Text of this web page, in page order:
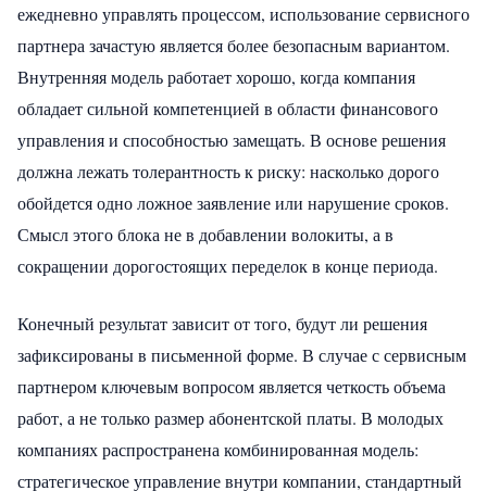
ежедневно управлять процессом, использование сервисного
партнера зачастую является более безопасным вариантом.
Внутренняя модель работает хорошо, когда компания
обладает сильной компетенцией в области финансового
управления и способностью замещать. В основе решения
должна лежать толерантность к риску: насколько дорого
обойдется одно ложное заявление или нарушение сроков.
Смысл этого блока не в добавлении волокиты, а в
сокращении дорогостоящих переделок в конце периода.
Конечный результат зависит от того, будут ли решения
зафиксированы в письменной форме. В случае с сервисным
партнером ключевым вопросом является четкость объема
работ, а не только размер абонентской платы. В молодых
компаниях распространена комбинированная модель:
стратегическое управление внутри компании, стандартный